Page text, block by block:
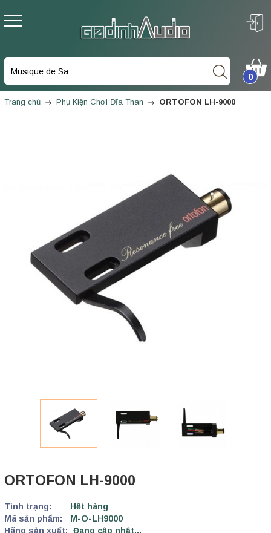
0
Trang chủ Phụ Kiện Chơi Đĩa Than ORTOFON LH-9000
ORTOFON LH-9000
Tình trạng:
Hết hàng
Mã sản phẩm:
M-O-LH9000
Hãng sản xuất:
Đang cập nhật...